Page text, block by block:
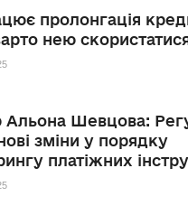
пролонгація
нею
Альона Шевцова:
зміни у порядку
платіжних